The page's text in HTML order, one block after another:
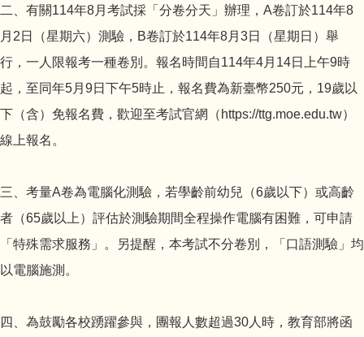
二、有關114年8月考試採「分卷分天」辦理，A卷訂於114年8
月2日（星期六）測驗，B卷訂於114年8月3日（星期日）舉
行，一人限報考一種卷別。報名時間自114年4月14日上午9時
起，至同年5月9日下午5時止，報名費為新臺幣250元，19歲以
下（含）免報名費，歡迎至考試官網（https://ttg.moe.edu.tw）
線上報名。
三、考量A卷為電腦化測驗，若學齡前幼兒（6歲以下）或高齡
者（65歲以上）評估於測驗期間全程操作電腦有困難，可申請
「特殊需求服務」。另提醒，本考試不分卷別，「口語測驗」均
以電腦施測。
四、為鼓勵各校踴躍參與，團報人數超過30人時，教育部將函